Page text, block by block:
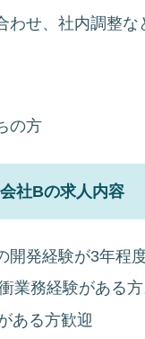
わせ、社内調整
の方
社Bの求人内容
発経験が3年程度
業務経験がある方
ある方歓迎